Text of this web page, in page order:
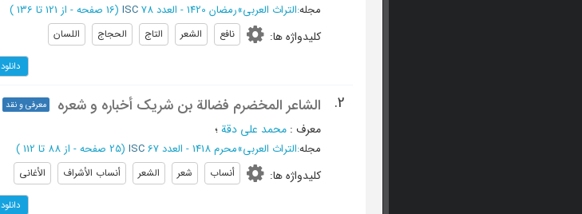
مجله:التراث العربی»رمضان 1420 - العدد 78 ISC (‎16 صفحه - از 121 تا 136 )
کلیدواژه ها: نافع الشعر التاج الحجاج اللسان
دانلود
2. الشاعر المخضرم فضالة بن شریک أخباره و شعره معرفی و نقد
معرف : محمد علی دقة؛
مجله:التراث العربی»محرم 1418 - العدد 67 ISC (‎25 صفحه - از 88 تا 112 )
کلیدواژه ها: أنساب شعر الشعر أنساب الأشراف الأغانی
دانلود